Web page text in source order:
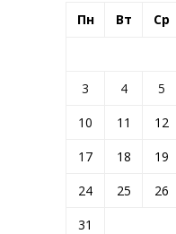
Пн Вт Ср
3
4 5
10
11 12
17
18 19
24
25 26
31